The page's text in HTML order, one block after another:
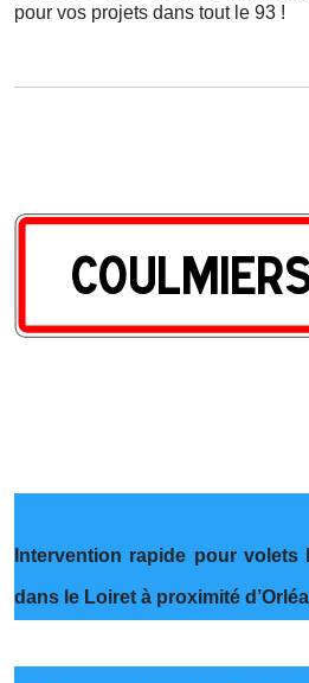
pour vos projets dans tout le 93 !
Intervention rapide pour
dans le Loiret à proximité